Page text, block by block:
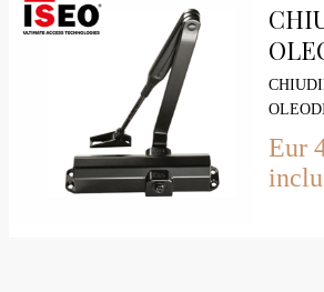
IS20
4
Eur